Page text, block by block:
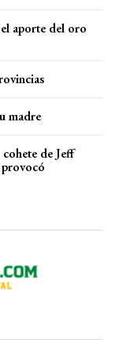
aporte del oro
madre
de Jeff
provocó